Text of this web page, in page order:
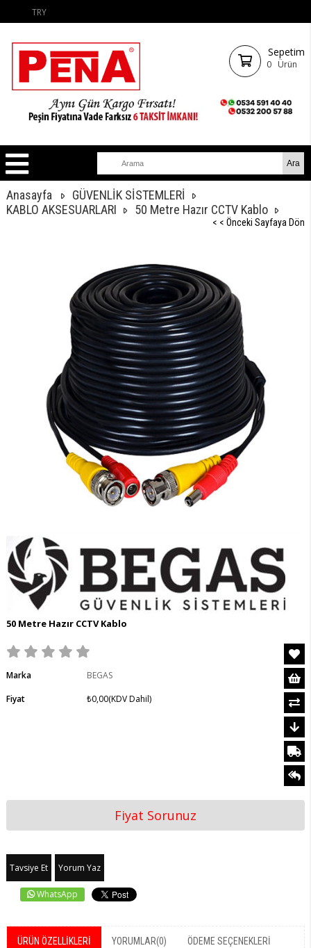
TRY
Sepetim
0 Ürün
Anasayfa
GÜVENLİK SİSTEMLERİ
KABLO AKSESUARLARI
50 Metre Hazır CCTV Kablo
< < Önceki Sayfaya Dön
50 Metre Hazır CCTV Kablo
Marka
BEGAS
Fiyat
₺0,00(KDV Dahil)
Fiyat Sorunuz
Tavsiye Et Yorum Yaz
WhatsApp
ÜRÜN ÖZELLIKLERI YORUMLAR(0) ÖDEME SEÇENEKLERI